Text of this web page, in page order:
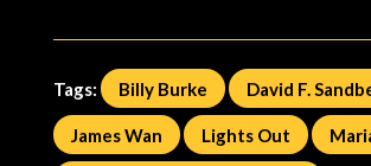
Tags: Billy Burke David F.
James Wan Lights Out